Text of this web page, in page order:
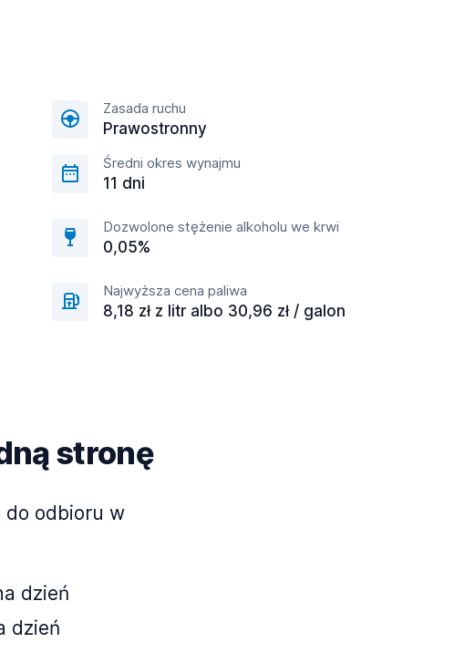
Zasada ruchu
Prawostronny
Średni okres wynajmu
11 dni
Dozwolone stężenie alkoholu we krwi
0,05%
Najwyższa cena paliwa
8,18 zł z litr albo 30,96 zł / galon
stronę
do odbioru w
dzień
dzień